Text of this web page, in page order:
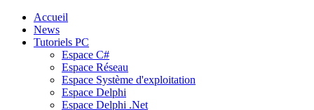
Accueil
News
Tutoriels PC
Espace C#
Espace Réseau
Espace Système d'exploitation
Espace Delphi
Espace Delphi .Net